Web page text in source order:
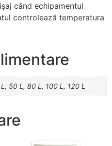
când echipamentul
controlează temperatura
50 L, 80 L, 100 L, 120 L